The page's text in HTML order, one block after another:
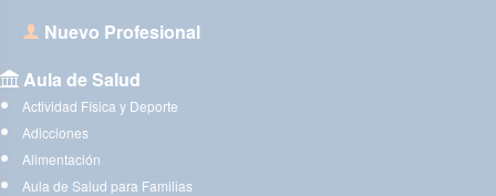
Nuevo Profesional
Aula de Salud
Actividad Física y Deporte
Adicciones
Alimentación
Aula de Salud para Familias